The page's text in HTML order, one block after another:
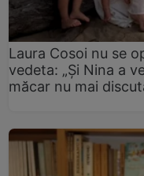
Laura Cosoi nu se
vedeta: „Și Nina a
măcar nu mai